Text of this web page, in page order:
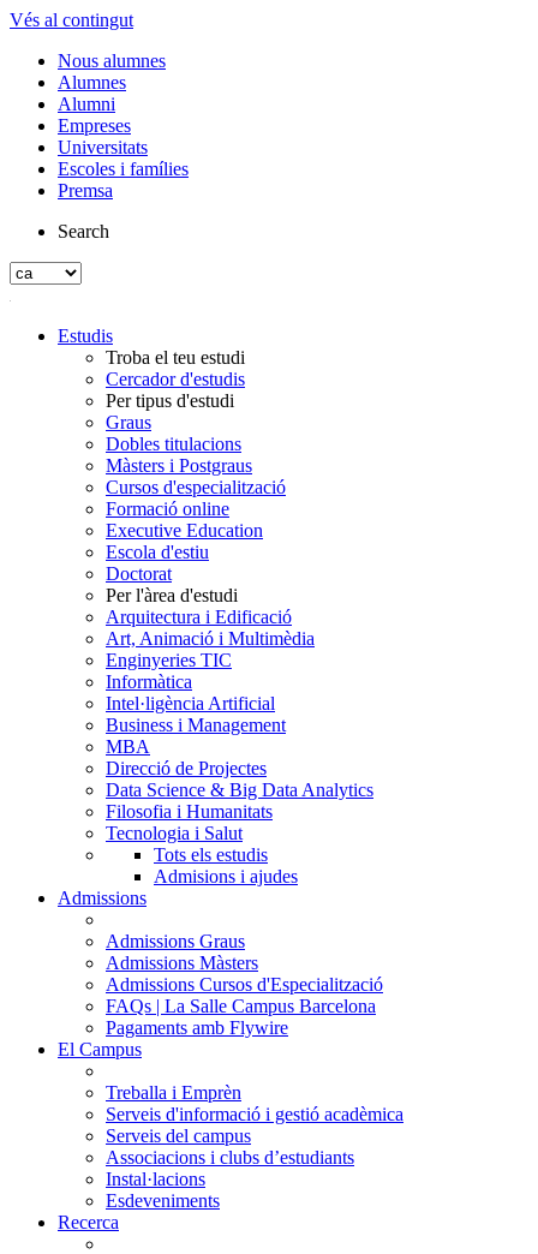
Vés al contingut
Nous alumnes
Alumnes
Alumni
Empreses
Universitats
Escoles i famílies
Premsa
Search
Estudis
Troba el teu estudi
Cercador d'estudis
Per tipus d'estudi
Graus
Dobles titulacions
Màsters i Postgraus
Cursos d'especialització
Formació online
Executive Education
Escola d'estiu
Doctorat
Per l'àrea d'estudi
Arquitectura i Edificació
Art, Animació i Multimèdia
Enginyeries TIC
Informàtica
Intel·ligència Artificial
Business i Management
MBA
Direcció de Projectes
Data Science & Big Data Analytics
Filosofia i Humanitats
Tecnologia i Salut
Tots els estudis
Admisions i ajudes
Admissions
Admissions Graus
Admissions Màsters
Admissions Cursos d'Especialització
FAQs | La Salle Campus Barcelona
Pagaments amb Flywire
El Campus
Treballa i Emprèn
Serveis d'informació i gestió acadèmica
Serveis del campus
Associacions i clubs d’estudiants
Instal·lacions
Esdeveniments
Recerca